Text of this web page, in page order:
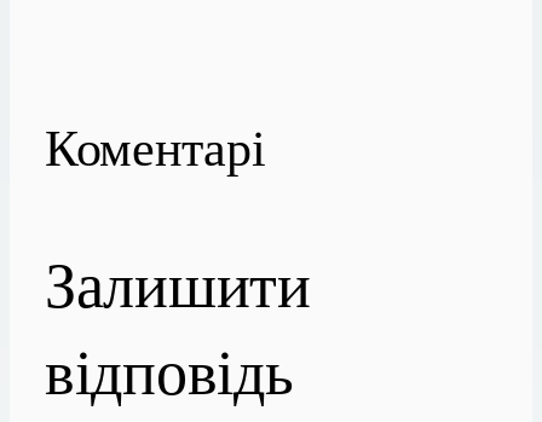
Коментарі
Залишити
відповідь